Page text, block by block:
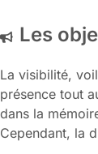
Les
La visibilité,
présence tout
dans la
Cependant, la